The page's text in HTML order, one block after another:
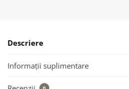
Descriere
Informații suplimentare